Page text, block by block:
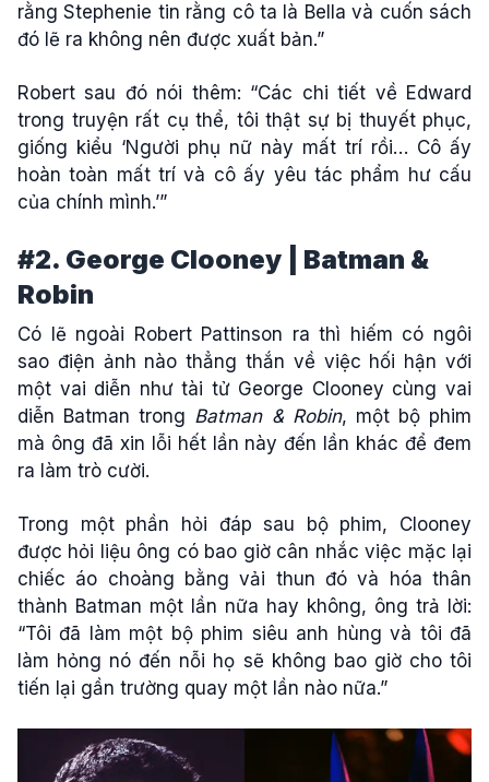
rằng Stephenie tin rằng cô ta là Bella và cuốn sách
đó lẽ ra không nên được xuất bản.”
Robert sau đó nói thêm: “Các chi tiết về Edward
trong truyện rất cụ thể, tôi thật sự bị thuyết phục,
giống kiểu ‘Người phụ nữ này mất trí rồi… Cô ấy
hoàn toàn mất trí và cô ấy yêu tác phẩm hư cấu
của chính mình.’”
#2. George Clooney | Batman &
Robin
Có lẽ ngoài Robert Pattinson ra thì hiếm có ngôi
sao điện ảnh nào thẳng thắn về việc hối hận với
một vai diễn như tài tử George Clooney cùng vai
diễn Batman trong Batman & Robin, một bộ phim
mà ông đã xin lỗi hết lần này đến lần khác để đem
ra làm trò cười.
Trong một phần hỏi đáp sau bộ phim, Clooney
được hỏi liệu ông có bao giờ cân nhắc việc mặc lại
chiếc áo choàng bằng vải thun đó và hóa thân
thành Batman một lần nữa hay không, ông trả lời:
“Tôi đã làm một bộ phim siêu anh hùng và tôi đã
làm hỏng nó đến nỗi họ sẽ không bao giờ cho tôi
tiến lại gần trường quay một lần nào nữa.”